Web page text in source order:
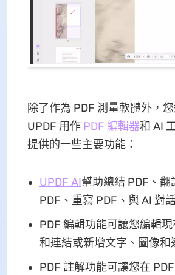
除了作為 PDF 測量軟體外，
UPDF 用作 PDF 編輯器和 AI
提供的一些主要功能：
UPDF AI幫助總結 PDF、翻
PDF、重寫 PDF、與 AI 對
PDF 編輯功能可讓您編輯
和連結或新增文字、圖像和
PDF 註解功能可讓您在